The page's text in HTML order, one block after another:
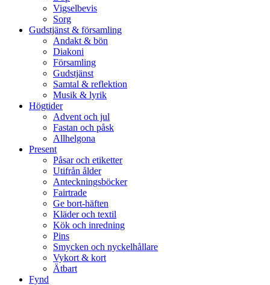
Vigselbevis
Sorg
Gudstjänst & församling
Andakt & bön
Diakoni
Församling
Gudstjänst
Samtal & reflektion
Musik & lyrik
Högtider
Advent och jul
Fastan och påsk
Allhelgona
Present
Påsar och etiketter
Utifrån ålder
Anteckningsböcker
Fairtrade
Ge bort-häften
Kläder och textil
Kök och inredning
Pins
Smycken och nyckelhållare
Vykort & kort
Ätbart
Fynd